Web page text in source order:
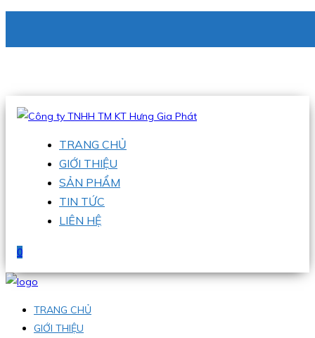
Hotline:0938 336 079
TRANG CHỦ
GIỚI THIỆU
SẢN PHẨM
TIN TỨC
LIÊN HỆ
0
TRANG CHỦ
GIỚI THIỆU